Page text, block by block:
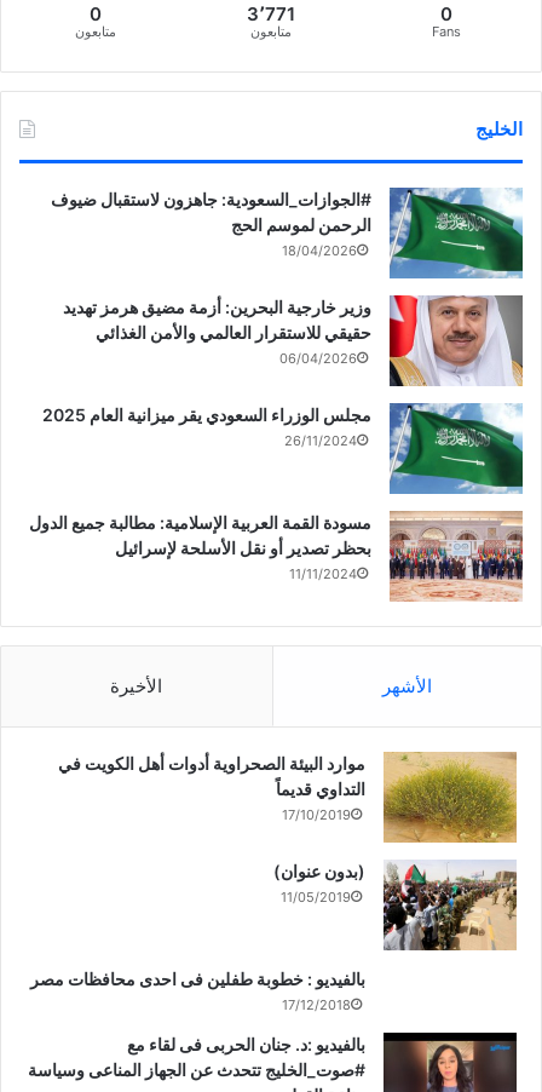
0
Fans
3٬771
متابعون
0
متابعون
الخليج
‏‎#الجوازات_السعودية: جاهزون لاستقبال ضيوف
الرحمن لموسم الحج
18/04/2026
وزير خارجية البحرين: أزمة مضيق هرمز تهديد
حقيقي للاستقرار العالمي والأمن الغذائي
06/04/2026
مجلس الوزراء السعودي يقر ميزانية العام 2025
26/11/2024
مسودة القمة العربية الإسلامية: مطالبة جميع الدول
بحظر تصدير أو نقل الأسلحة لإسرائيل
11/11/2024
الأشهر الأخيرة
موارد البيئة الصحراوية أدوات أهل الكويت في
التداوي قديماً
17/10/2019
(بدون عنوان)
11/05/2019
بالفيديو : خطوبة طفلين فى احدى محافظات مصر
17/12/2018
بالفيديو :د. جنان الحربى فى لقاء مع
#صوت_الخليج تتحدث عن الجهاز المناعى وسياسة